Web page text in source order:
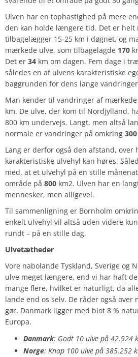
Ulven har en tophastighed på mere
den kan holde længere tid. Det er helt
tilbagelægger 15-25 km i døgnet, og
mærkede ulve, som tilbagelagde 170
Det er 34 km om dagen. Fem dage i
således en af ulvens karakteristiske
baggrunden for dens lange
Man kender til vandringer af
km. De ulve, der kom til Nordjylland,
800 km undervejs. Langt, men altså
normale er vandringer på omkring 300
Lang er derfor også den afstand, over
karakteristiske ulvehyl kan høres.
med, at et ulvehyl på en stille
område på 800 km2. Ulven har en
mennesker, men alligevel.
Til sammenligning er Bornholm
enkelt ulvehyl vil altså uden videre
rundt – på en stille dag.
Ulvetætheder
Vore nabolande Tyskland, Sverige og
ulve meget længere, end vi har haft
mange flere, hvilket er naturligt, da
lande end os selv. De råder også
gør. Danmark ligger med blot 8 %
Europa.
Danmark: Godt 10 ulve på 42.924
Norge: Knap 100 ulve på 385.252